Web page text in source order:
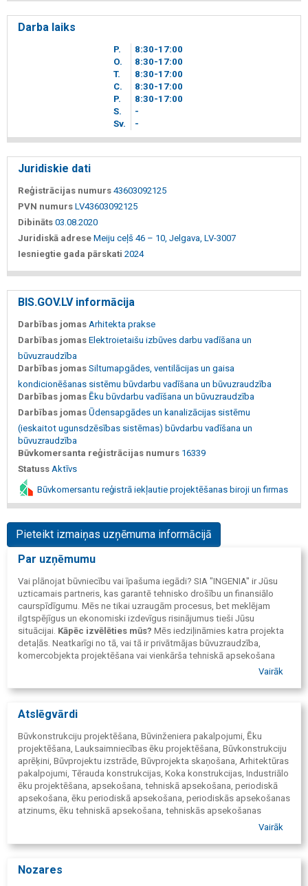
Darba laiks
P. 8 30-17 00
O.
8 30-17 00
T.
8 30-17 00
C.
8 30-17 00
P.
8 30-17 00
S.
-
Sv.
-
Juridiskie dati
Reģistrācijas numurs 43603092125
PVN numurs LV43603092125
Dibināts 03.08.2020
Juridiskā adrese Meiju ceļš 46 – 10, Jelgava, LV-3007
Iesniegtie gada pārskati 2024
BIS.GOV.LV informācija
Darbības jomas Arhitekta prakse
Darbības jomas Elektroietaišu izbūves darbu vadīšana un
būvuzraudzība
Darbības jomas Siltumapgādes, ventilācijas un gaisa
kondicionēšanas sistēmu būvdarbu vadīšana un būvuzraudzība
Darbības jomas Ēku būvdarbu vadīšana un būvuzraudzība
Darbības jomas Ūdensapgādes un kanalizācijas sistēmu
(ieskaitot ugunsdzēsības sistēmas) būvdarbu vadīšana un
būvuzraudzība
Būvkomersanta reģistrācijas numurs 16339
Statuss Aktīvs
Būvkomersantu reģistrā iekļautie projektēšanas biroji un firmas
Pieteikt izmaiņas uzņēmuma informācijā
Par uzņēmumu
Vai plānojat būvniecību vai īpašuma iegādi? SIA "INGENIA" ir Jūsu
uzticamais partneris, kas garantē tehnisko drošību un finansiālo
caurspīdīgumu. Mēs ne tikai uzraugām procesus, bet meklējam
ilgtspējīgus un ekonomiski izdevīgus risinājumus tieši Jūsu
situācijai. Kāpēc izvēlēties mūs? Mēs iedziļināmies katra projekta
detaļās. Neatkarīgi no tā, vai tā ir privātmājas būvuzraudzība,
komercobjekta projektēšana vai vienkārša tehniskā apsekošana
pirms saules paneļu uzstādīšanas – mēs garantējam augstāko
Būvuzraudzību– lai Jūs būtu drošs, ka būvnieki strādā
Tehnisko apsekošanu
(apsekošana pirms īpašuma iegādes) un būtu drošs par
ēkas stabilitāti.
Projektēšanu un vadību – no skices līdz atslēgai.
Sadarbojamies ar Pasūtītāju kā komanda, lai sasniegtu labāko
rezultātu.
Vairāk
Atslēgvārdi
Būvkonstrukciju projektēšana, Būvinženiera pakalpojumi, Ēku
projektēšana, Lauksaimniecības ēku projektēšana, Būvkonstrukciju
aprēķini, Būvprojektu izstrāde, Būvprojekta skaņošana, Arhitektūras
pakalpojumi, Tērauda konstrukcijas, Koka konstrukcijas, Industriālo
ēku projektēšana, apsekošana, tehniskā apsekošana, periodiskā
apsekošana, ēku periodiskā apsekošana, periodiskās apsekošanas
atzinums, ēku tehniskā apsekošana, tehniskās apsekošanas
atzinums, publisku būvju apsekošana, publisko būvju apsekošana,
būvuzraugs Zemgalē, būvuzraugs Rīgā, Inženierkonsultācijas,
būvprojekti, ēku apsekošana pirms pirkšanas, saules paneļu
Vairāk
Nozares